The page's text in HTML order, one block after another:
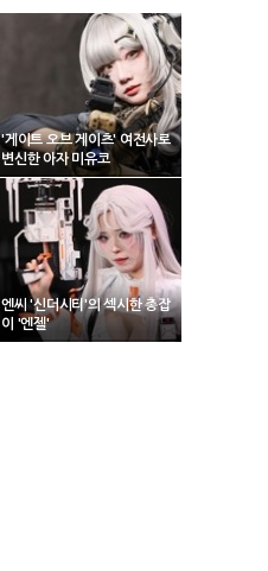
'게이트 오브 게이츠' 여전사로
변신한 아자 미유코
엔씨 '신더시티'의 섹시한 총잡
이 '엔젤'